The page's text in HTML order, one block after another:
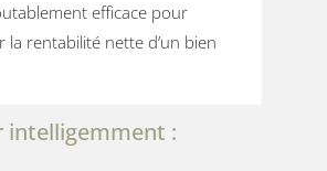
efficace pour
la rentabilité nette d’un bien
intelligemment :